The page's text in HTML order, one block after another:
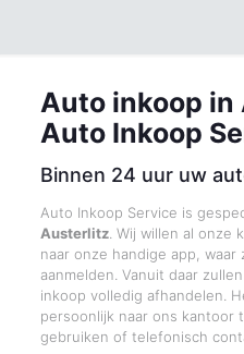
Auto inkoop
Auto Inkoop
Binnen 24 uur uw
Auto Inkoop Service is
Austerlitz. Wij willen al onze
naar onze handige app,
aanmelden. Vanuit daar
inkoop volledig afhandelen.
persoonlijk naar ons kantoor
gebruiken of telefonisch